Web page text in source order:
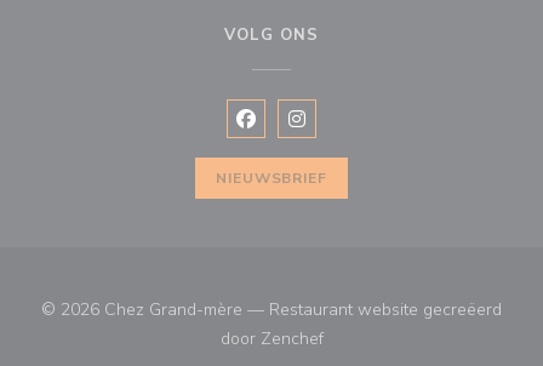
VOLG ONS
Facebook ((opent in een nieuw
Instagram ((opent in een
NIEUWSBRIEF
© 2026 Chez Grand-mère — Restaurant website gecreëerd
door Zenchef((opent in een nieuw